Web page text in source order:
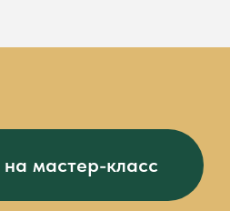
на мастер-класс